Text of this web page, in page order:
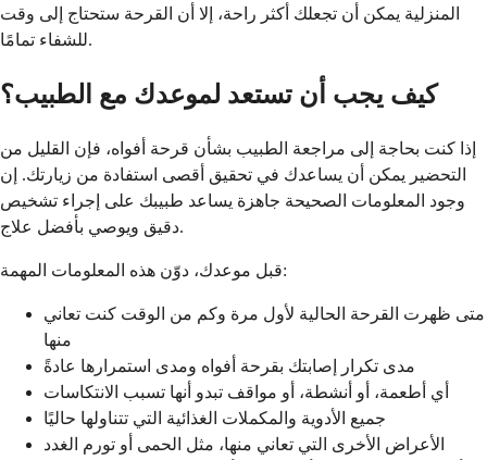
المنزلية يمكن أن تجعلك أكثر راحة، إلا أن القرحة ستحتاج إلى وقت
للشفاء تمامًا.
كيف يجب أن تستعد لموعدك مع الطبيب؟
إذا كنت بحاجة إلى مراجعة الطبيب بشأن قرحة أفواه، فإن القليل من
التحضير يمكن أن يساعدك في تحقيق أقصى استفادة من زيارتك. إن
وجود المعلومات الصحيحة جاهزة يساعد طبيبك على إجراء تشخيص
دقيق ويوصي بأفضل علاج.
قبل موعدك، دوّن هذه المعلومات المهمة:
متى ظهرت القرحة الحالية لأول مرة وكم من الوقت كنت تعاني
منها
مدى تكرار إصابتك بقرحة أفواه ومدى استمرارها عادةً
أي أطعمة، أو أنشطة، أو مواقف تبدو أنها تسبب الانتكاسات
جميع الأدوية والمكملات الغذائية التي تتناولها حاليًا
الأعراض الأخرى التي تعاني منها، مثل الحمى أو تورم الغدد